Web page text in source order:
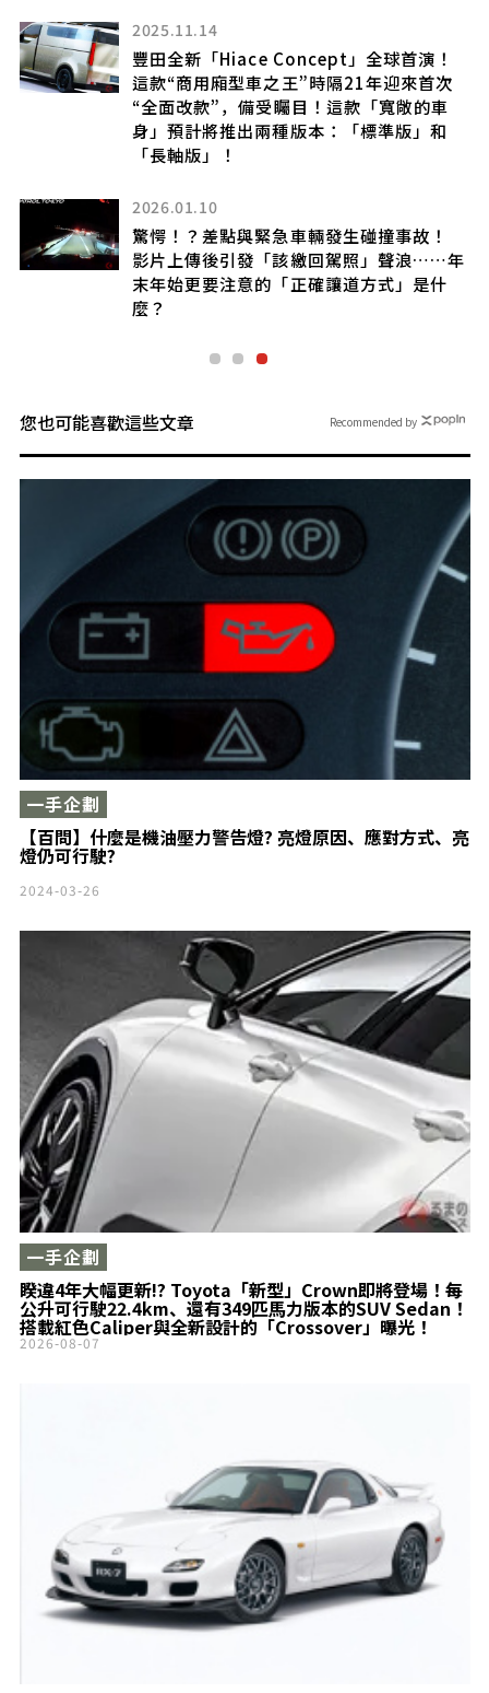
2025.11.14
豐田全新「Hiace Concept」全球首演！
這款“商用廂型車之王”時隔21年迎來首次
“全面改款”，備受矚目！這款「寬敞的車
身」預計將推出兩種版本：「標準版」和
「長軸版」！
2026.01.10
驚愕！？差點與緊急車輛發生碰撞事故！
影片上傳後引發「該繳回駕照」聲浪……年
末年始更要注意的「正確讓道方式」是什
麼？
您也可能喜歡這些文章
【百問】什麼是機油壓力警告燈? 亮燈原因、應對方式、亮
燈仍可行駛?
一手企劃
2024-03-26
睽違4年大幅更新!? Toyota「新型」Crown即將登場！每
公升可行駛22.4km、還有349匹馬力版本的SUV Sedan！
搭載紅色Caliper與全新設計的「Crossover」曝光！
一手企劃
2026-08-07
Recommended by